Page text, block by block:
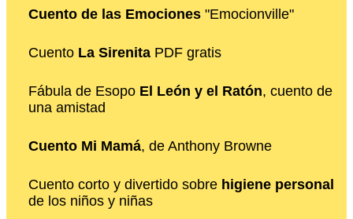
Cuento de las Emociones "Emocionville"
Cuento La Sirenita PDF gratis
Fábula de Esopo El León y el Ratón, cuento de
una amistad
Cuento Mi Mamá, de Anthony Browne
Cuento corto y divertido sobre higiene personal
de los niños y niñas